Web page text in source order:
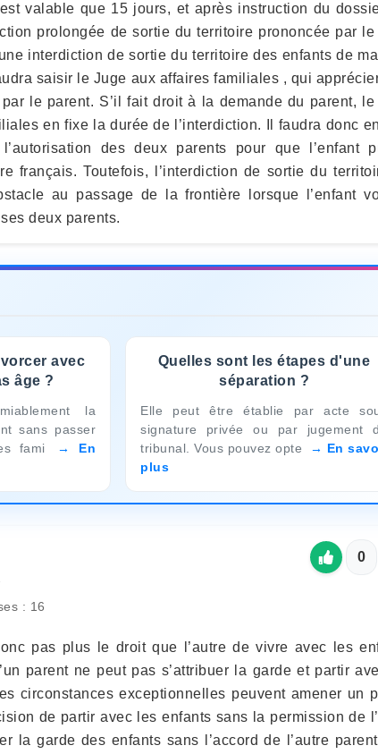
valable que 15 jours, et après instruction du
prolongée de sortie du territoire prononcée par le
interdiction de sortie du territoire des enfants de
saisir le Juge aux affaires familiales , qui
le parent. S’il fait droit à la demande du parent, le
en fixe la durée de l’interdiction. Il faudra donc
l’autorisation des deux parents pour que l’enfant
français. Toutefois, l’interdiction de sortie du
au passage de la frontière lorsque l’enfant
deux parents.
avec
âge ?
la
sans passer
fami
En
Quelles sont les étapes d'une
séparation ?
Elle peut être établie par acte
signature privée ou par jugement
tribunal. Vous pouvez opte
En
plus
: 16
0
pas plus le droit que l’autre de vivre avec les
parent ne peut pas s’attribuer la garde et partir
circonstances exceptionnelles peuvent amener un
de partir avec les enfants sans la permission de
la garde des enfants sans l’accord de l’autre